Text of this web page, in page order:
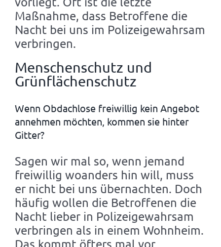
Maßnahme, dass Betroffene die
Nacht bei uns im Polizeigewahrsam
verbringen.
Menschenschutz und
Grünflächenschutz
Wenn Obdachlose freiwillig kein Angebot
annehmen möchten, kommen sie hinter
Gitter?
Sagen wir mal so, wenn jemand
freiwillig woanders hin will, muss
er nicht bei uns übernachten. Doch
häufig wollen die Betroffenen die
Nacht lieber in Polizeigewahrsam
verbringen als in einem Wohnheim.
Das kommt öfters mal vor.